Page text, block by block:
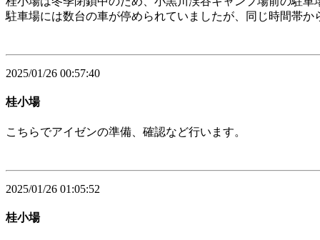
駐車場には数台の車が停められていましたが、同じ時間帯
2025/01/26 00:57:40
桂小場
こちらでアイゼンの準備、確認など行います。
2025/01/26 01:05:52
桂小場